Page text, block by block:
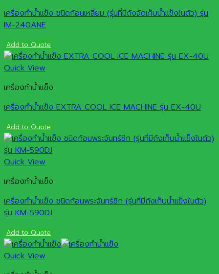
เครื่องทำน้ำแข็ง ชนิดก้อนเหลี่ยม (รุ่นที่มีถังจัดเก็บน้ำแข็งในตัว) รุ่น
IM-240ANE
Add to Quote
Quick View
เครื่องทำน้ำแข็ง
เครื่องทำน้ำแข็ง EXTRA COOL ICE MACHINE รุ่น EX-40U
Add to Quote
Quick View
เครื่องทำน้ำแข็ง
เครื่องทำน้ำแข็ง ชนิดก้อนพระจันทร์ซีก (รุ่นที่มีถังเก็บน้ำแข็งในตัว)
รุ่น KM-590DJ
Add to Quote
Quick View